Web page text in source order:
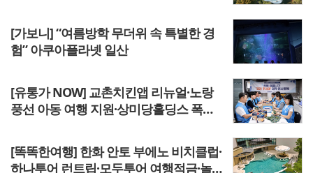
[가보니] “여름방학 무더위 속 특별한 경
험” 아쿠아플라넷 일산
[유통가 NOW] 교촌치킨앱 리뉴얼·노랑
풍선 아동 여행 지원·상미당홀딩스 폭염
[똑똑한여행] 한화 안토 부에노 비치클럽·
하나투어 런트립·모두투어 여행적금·놀